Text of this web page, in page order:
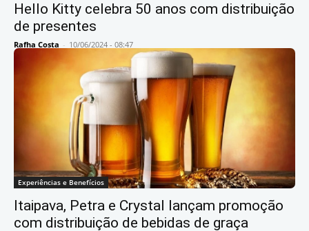
Hello Kitty celebra 50 anos com distribuição
de presentes
Rafha Costa - 10/06/2024 - 08:47
Experiências e Benefícios
Itaipava, Petra e Crystal lançam promoção
com distribuição de bebidas de graça